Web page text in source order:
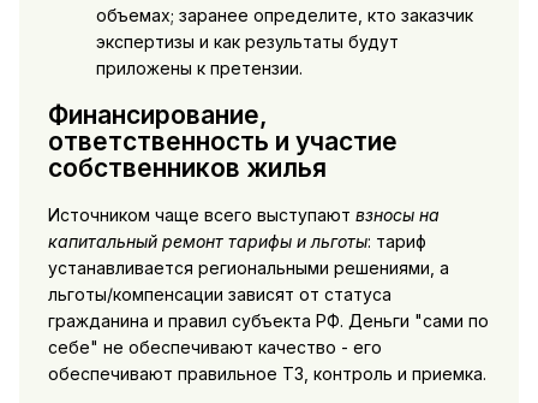
объемах; заранее определите, кто заказчик
экспертизы и как результаты будут
приложены к претензии.
Финансирование,
ответственность и участие
собственников жилья
Источником чаще всего выступают взносы на
капитальный ремонт тарифы и льготы: тариф
устанавливается региональными решениями, а
льготы/компенсации зависят от статуса
гражданина и правил субъекта РФ. Деньги "сами по
себе" не обеспечивают качество - его
обеспечивают правильное ТЗ, контроль и приемка.